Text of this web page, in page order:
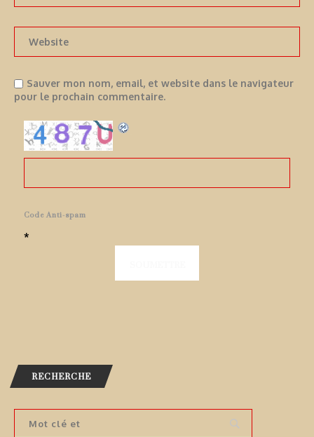
Sauver mon nom, email, et website dans le navigateur
pour le prochain commentaire.
Code Anti-spam
*
RECHERCHE